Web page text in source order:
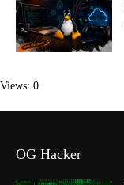
Views: 0
OG Hacker